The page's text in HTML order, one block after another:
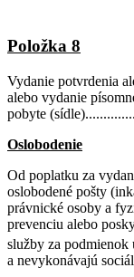
Položka 8
Vydanie potvrdenia
alebo vydanie
pobyte
Oslobodenie
Od poplatku za
oslobodené pošty
právnické osoby a
prevenciu alebo
služby za podmienok
a nevykonávajú